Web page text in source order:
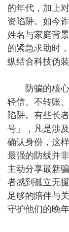
的年代，加上
资陷阱。如今
姓名与家庭背
的紧急求助时
纵结合科技伪
防骗的核心
轻信、不转账
陷阱。有些长
号」，凡是涉
确认身份，这
最强的防线并
主动分享最新
者感到孤立无
足够的陪伴与
守护他们的晚年